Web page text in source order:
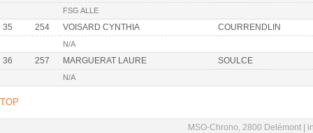
FSG ALLE
35 254 VOISARD CYNTHIA COURRENDLIN
N/A
36 257 MARGUERAT LAURE SOULCE
N/A
TOP
MSO-Chrono, 2800 Delémont |